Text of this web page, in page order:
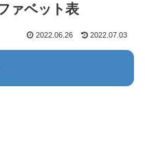
ァベット表
2022.06.26 2022.07.03